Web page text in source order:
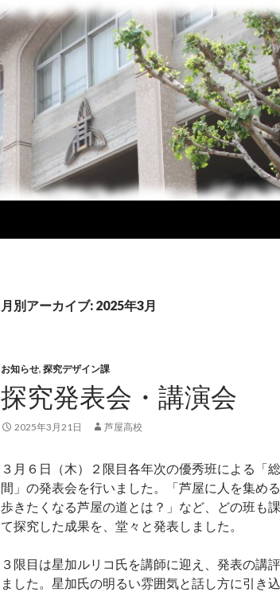
月別アーカイブ: 2025年3月
お知らせ, 探究デザイン課
探究発表会・講演会
2025年3月21日 芦屋高校
３月６日（木）２限目各年次の優秀班による「
間」の発表会を行いました。「芦屋に人を集め
歩きたくなる芦屋の道とは？」など、どの班も
て探究した成果を、堂々と発表しました。
３限目は星加ルリコ氏を講師に迎え、発表の講
ました。星加氏の明るい雰囲気と話し方に引き